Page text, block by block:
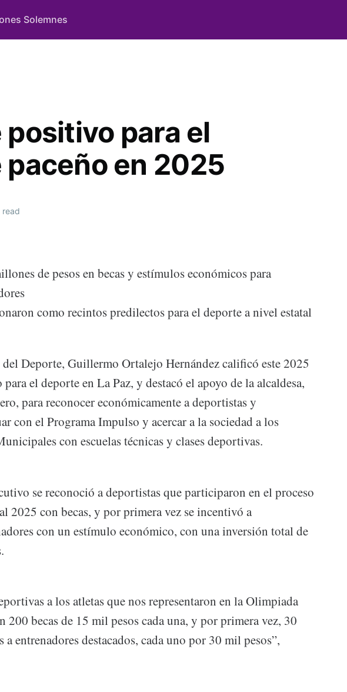
Solemnes
positivo para el
en 2025
read
de pesos en becas y estímulos económicos para
como recintos predilectos para el deporte a nivel estatal
Deporte, Guillermo Ortalejo Hernández calificó este 2025
el deporte en La Paz, y destacó el apoyo de la alcaldesa,
para reconocer económicamente a deportistas y
con el Programa Impulso y acercar a la sociedad a los
con escuelas técnicas y clases deportivas.
se reconoció a deportistas que participaron en el proceso
2025 con becas, y por primera vez se incentivó a
con un estímulo económico, con una inversión total de
a los atletas que nos representaron en la Olimpiada
200 becas de 15 mil pesos cada una, y por primera vez, 30
entrenadores destacados, cada uno por 30 mil pesos”,